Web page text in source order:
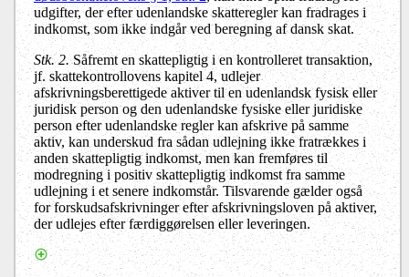
udgifter, der efter udenlandske skatteregler kan fradrages i
indkomst, som ikke indgår ved beregning af dansk skat.
Stk. 2.Såfremt en skattepligtig i en kontrolleret transaktion,
jf. skattekontrollovens kapitel 4, udlejer
afskrivningsberettigede aktiver til en udenlandsk fysisk eller
juridisk person og den udenlandske fysiske eller juridiske
person efter udenlandske regler kan afskrive på samme
aktiv, kan underskud fra sådan udlejning ikke fratrækkes i
anden skattepligtig indkomst, men kan fremføres til
modregning i positiv skattepligtig indkomst fra samme
udlejning i et senere indkomstår. Tilsvarende gælder også
for forskudsafskrivninger efter afskrivningsloven på aktiver,
der udlejes efter færdiggørelsen eller leveringen.